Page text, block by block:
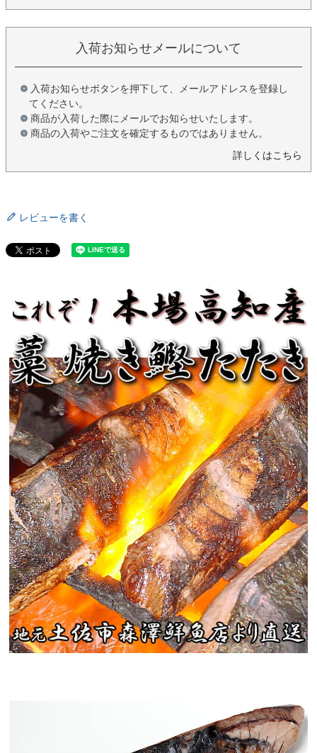
入荷お知らせメールについて
入荷お知らせボタンを押下して、メールアドレスを登録し
てください。
商品が入荷した際にメールでお知らせいたします。
商品の入荷やご注文を確定するものではありません。
詳しくはこちら
レビューを書く